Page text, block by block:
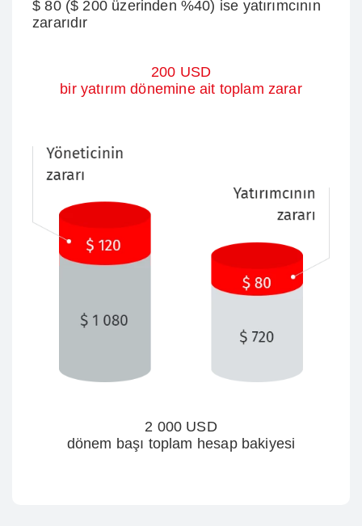
$ 80 ($ 200 üzerinden %40) ise yatırımcının
zararıdır
200 USD
bir yatırım dönemine ait toplam zarar
2 000 USD
dönem başı toplam hesap bakiyesi